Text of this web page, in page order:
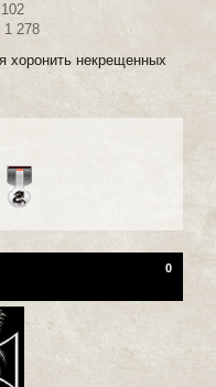
1 278
хоронить некрещенных
0